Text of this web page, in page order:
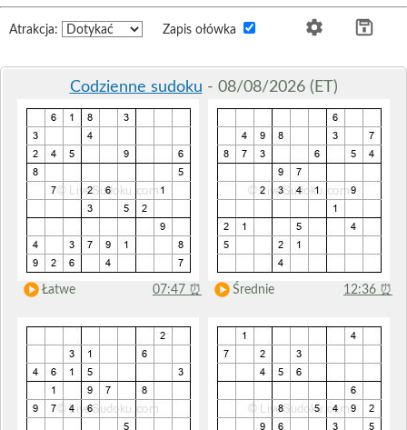
Atrakcja: Zapis ołówka
Codzienne sudoku - 08/08/2026 (ET)
Łatwe 07:47 ⏰ Średnie 12:36 ⏰